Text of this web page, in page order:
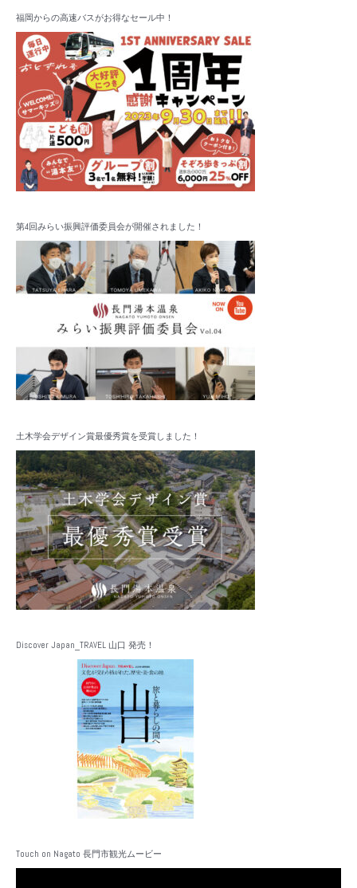
象
:
福岡からの高速バスがお得なセール中！
第4回みらい振興評価委員会が開催されました！
土木学会デザイン賞最優秀賞を受賞しました！
Discover Japan_TRAVEL 山口 発売！
Touch on Nagato 長門市観光ムービー
ブ